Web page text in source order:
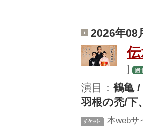
2026年08
]
演目： 鶴亀 /
羽根の禿/下
本webサ